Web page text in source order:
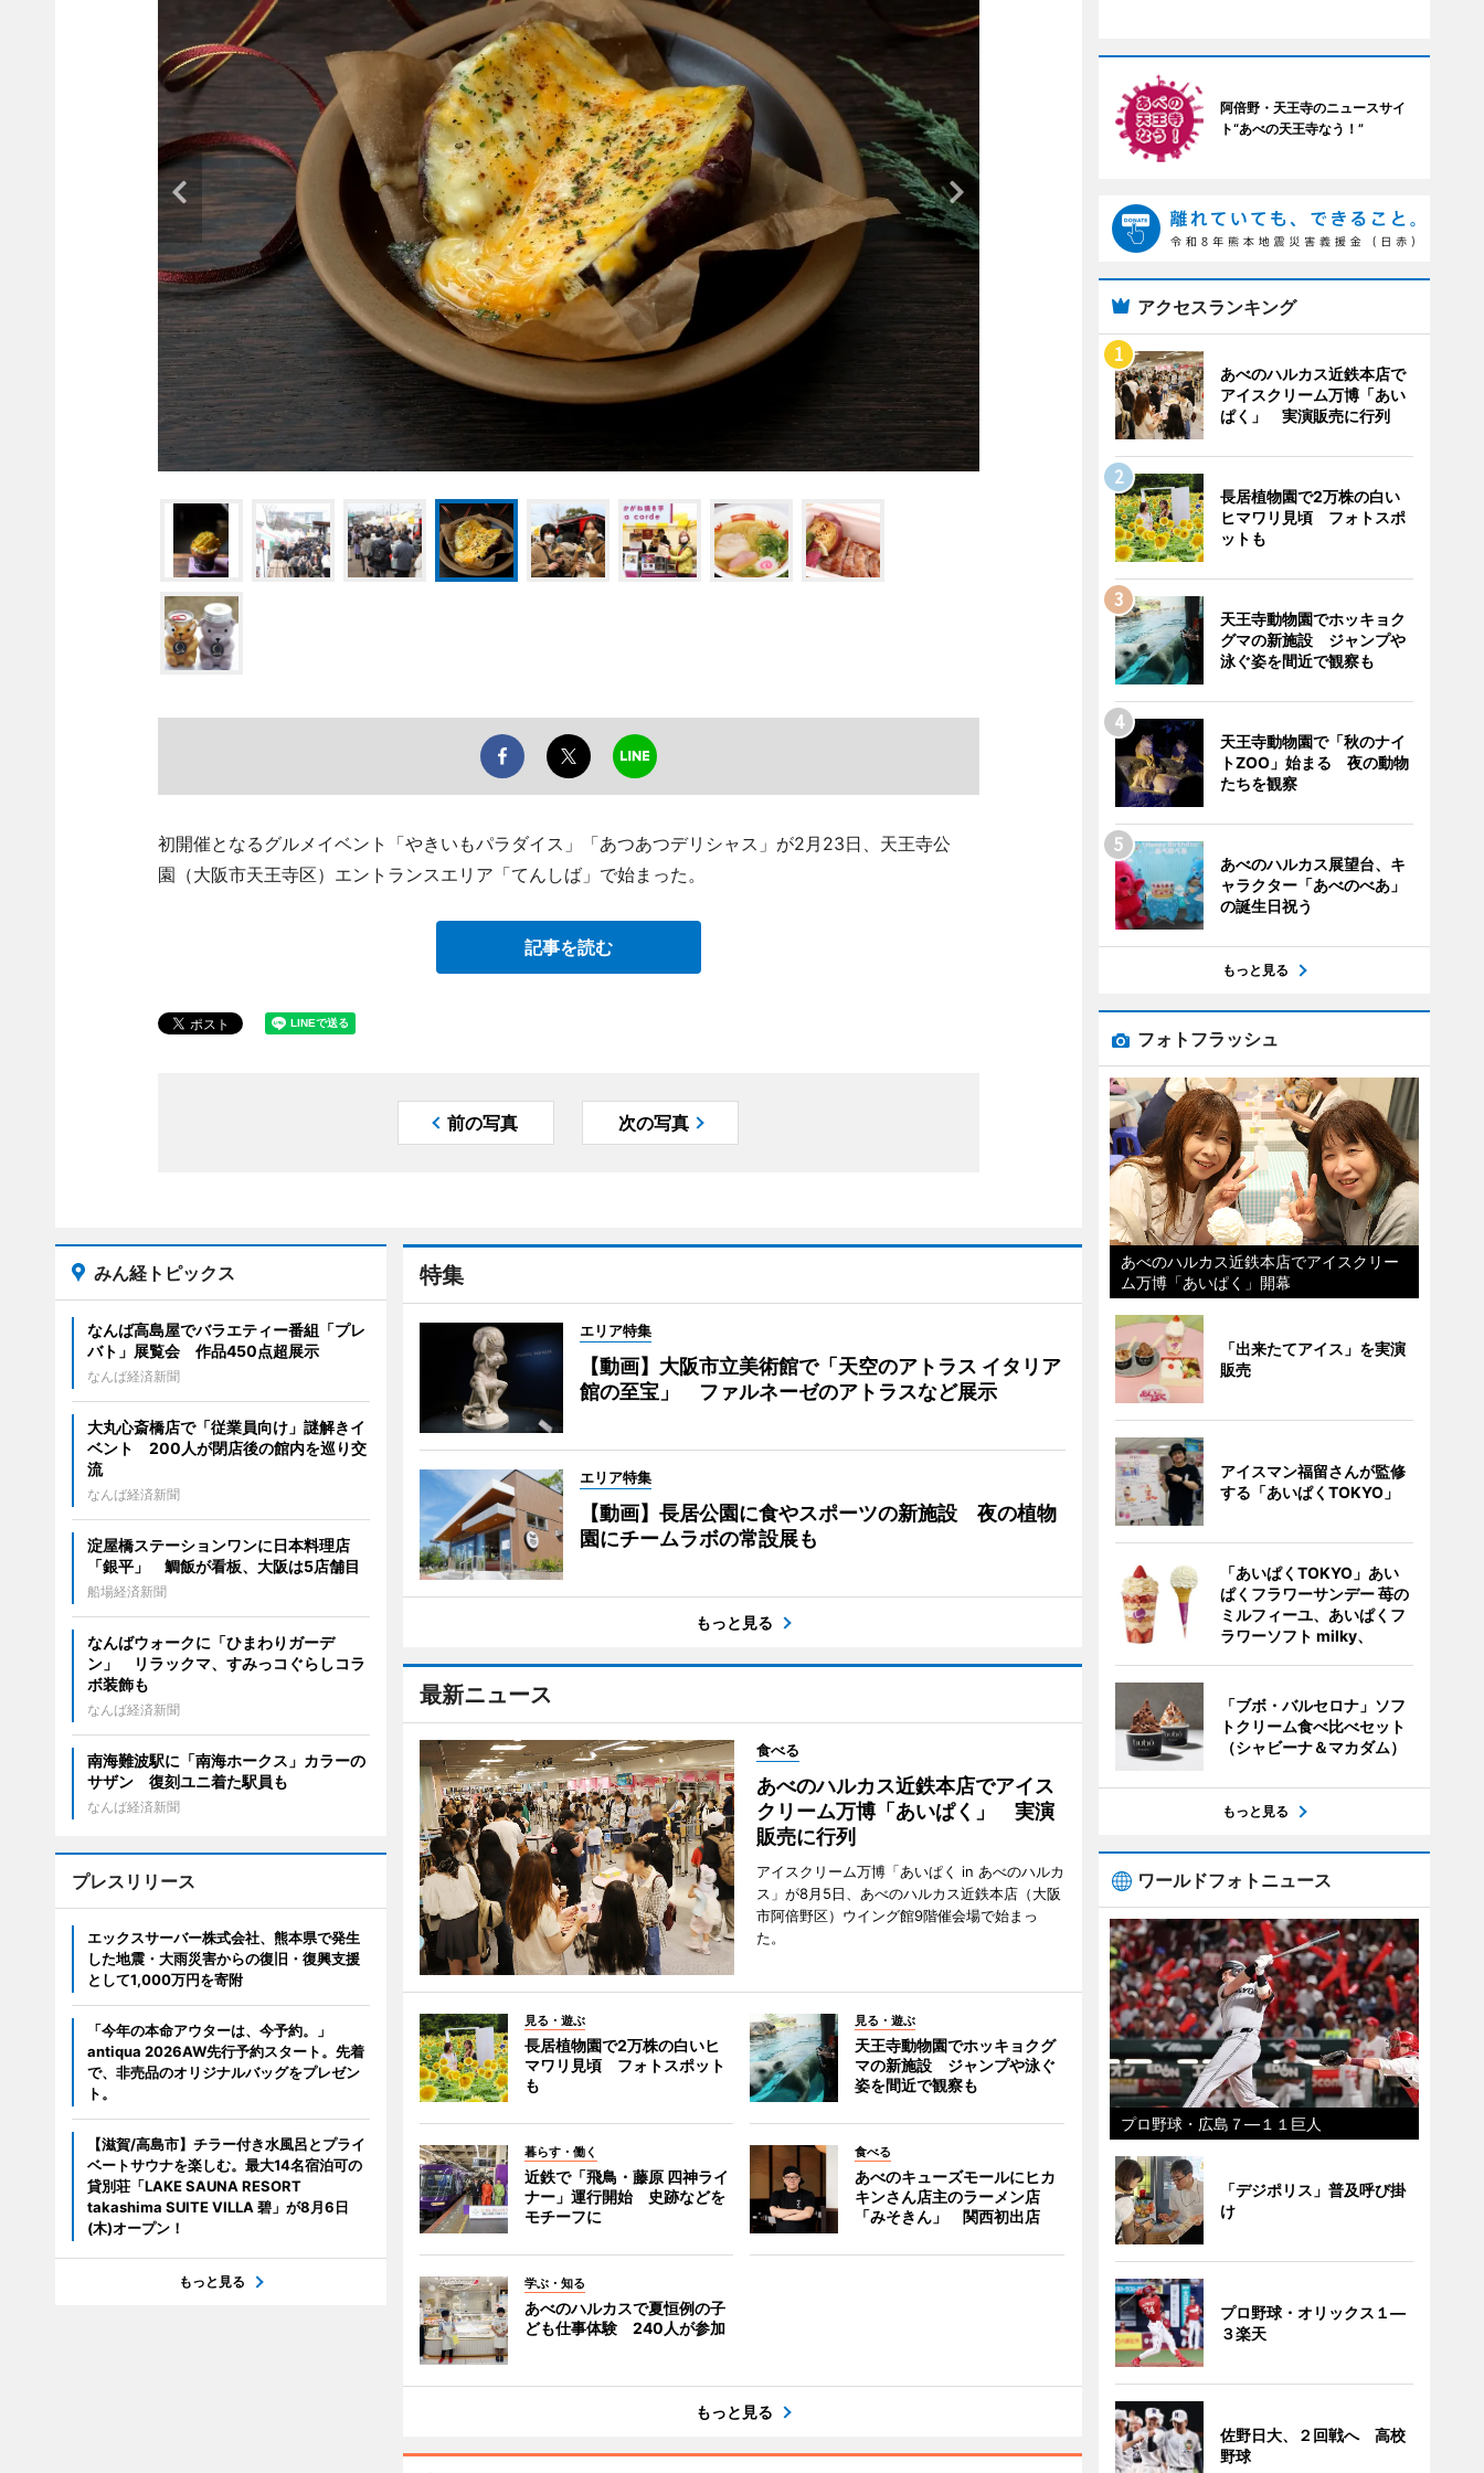
初開催となるグルメイベント「やきいもパラダイス」「あつあつデリシャス」が2月23日、天王寺公
園（大阪市天王寺区）エントランスエリア「てんしば」で始まった。
記事を読む
前の写真 次の写真
特集
エリア特集
【動画】大阪市立美術館で「天空のアトラス イタリア
館の至宝」 ファルネーゼのアトラスなど展示
エリア特集
【動画】長居公園に食やスポーツの新施設 夜の植物
園にチームラボの常設展も
もっと見る
最新ニュース
食べる
あべのハルカス近鉄本店でアイス
クリーム万博「あいぱく」 実演
販売に行列
アイスクリーム万博「あいぱく in あべのハルカ
ス」が8月5日、あべのハルカス近鉄本店（大阪
市阿倍野区）ウイング館9階催会場で始まっ
た。
見る・遊ぶ
長居植物園で2万株の白いヒ
マワリ見頃 フォトスポット
も
見る・遊ぶ
天王寺動物園でホッキョクグ
マの新施設 ジャンプや泳ぐ
姿を間近で観察も
暮らす・働く
近鉄で「飛鳥・藤原 四神ライ
ナー」運行開始 史跡などを
モチーフに
食べる
あべのキューズモールにヒカ
キンさん店主のラーメン店
「みそきん」 関西初出店
学ぶ・知る
あべのハルカスで夏恒例の子
ども仕事体験 240人が参加
もっと見る
みん経トピックス
なんば高島屋でバラエティー番組「プレ
バト」展覧会 作品450点超展示
なんば経済新聞
大丸心斎橋店で「従業員向け」謎解きイ
ベント 200人が閉店後の館内を巡り交
流
なんば経済新聞
淀屋橋ステーションワンに日本料理店
「銀平」 鯛飯が看板、大阪は5店舗目
船場経済新聞
なんばウォークに「ひまわりガーデ
ン」 リラックマ、すみっコぐらしコラ
ボ装飾も
なんば経済新聞
南海難波駅に「南海ホークス」カラーの
サザン 復刻ユニ着た駅員も
なんば経済新聞
プレスリリース
エックスサーバー株式会社、熊本県で発生
した地震・大雨災害からの復旧・復興支援
として1,000万円を寄附
「今年の本命アウターは、今予約。」
antiqua 2026AW先行予約スタート。先着
で、非売品のオリジナルバッグをプレゼン
ト。
【滋賀/高島市】チラー付き水風呂とプライ
ベートサウナを楽しむ。最大14名宿泊可の
貸別荘「LAKE SAUNA RESORT
takashima SUITE VILLA 碧」が8月6日
(木)オープン！
もっと見る
阿倍野・天王寺のニュースサイ
ト“あべの天王寺なう！”
アクセスランキング
あべのハルカス近鉄本店で
アイスクリーム万博「あい
ぱく」 実演販売に行列
長居植物園で2万株の白い
ヒマワリ見頃 フォトスポ
ットも
天王寺動物園でホッキョク
グマの新施設 ジャンプや
泳ぐ姿を間近で観察も
天王寺動物園で「秋のナイ
トZOO」始まる 夜の動物
たちを観察
あべのハルカス展望台、キ
ャラクター「あべのべあ」
の誕生日祝う
もっと見る
フォトフラッシュ
あべのハルカス近鉄本店でアイスクリー
ム万博「あいぱく」開幕
「出来たてアイス」を実演
販売
アイスマン福留さんが監修
する「あいぱくTOKYO」
「あいぱくTOKYO」あい
ぱくフラワーサンデー 苺の
ミルフィーユ、あいぱくフ
ラワーソフト milky、
「ブボ・バルセロナ」ソフ
トクリーム食べ比べセット
（シャビーナ＆マカダム）
もっと見る
ワールドフォトニュース
プロ野球・広島７―１１巨人
「デジポリス」普及呼び掛
け
プロ野球・オリックス１―
３楽天
佐野日大、２回戦へ 高校
野球